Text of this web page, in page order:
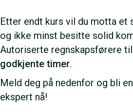
Etter endt kurs vil du motta et
og ikke minst besitte solid
Autoriserte regnskapsførere
godkjente timer.
Meld deg på nedenfor og bli
ekspert nå!